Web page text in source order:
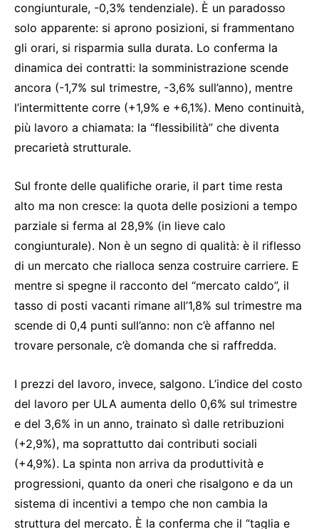
congiunturale, -0,3% tendenziale). È un paradosso
solo apparente: si aprono posizioni, si frammentano
gli orari, si risparmia sulla durata. Lo conferma la
dinamica dei contratti: la somministrazione scende
ancora (-1,7% sul trimestre, -3,6% sull’anno), mentre
l’intermittente corre (+1,9% e +6,1%). Meno continuità,
più lavoro a chiamata: la “flessibilità” che diventa
precarietà strutturale.
Sul fronte delle qualifiche orarie, il part time resta
alto ma non cresce: la quota delle posizioni a tempo
parziale si ferma al 28,9% (in lieve calo
congiunturale). Non è un segno di qualità: è il riflesso
di un mercato che rialloca senza costruire carriere. E
mentre si spegne il racconto del “mercato caldo”, il
tasso di posti vacanti rimane all’1,8% sul trimestre ma
scende di 0,4 punti sull’anno: non c’è affanno nel
trovare personale, c’è domanda che si raffredda.
I prezzi del lavoro, invece, salgono. L’indice del costo
del lavoro per ULA aumenta dello 0,6% sul trimestre
e del 3,6% in un anno, trainato sì dalle retribuzioni
(+2,9%), ma soprattutto dai contributi sociali
(+4,9%). La spinta non arriva da produttività e
progressioni, quanto da oneri che risalgono e da un
sistema di incentivi a tempo che non cambia la
struttura del mercato. È la conferma che il “taglia e